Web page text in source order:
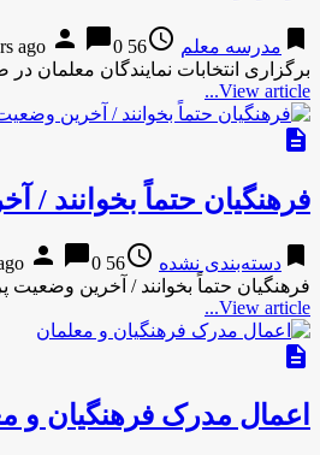
bookmark مدرسه معلم access_time
56 years ago
person chat_bubble0
برگزاری انتخابات نمایندگان معلمان
View article...
description
فرهنگیان حتماً بخوانند
bookmark دسته‌بندی نشده access_time
56 years ago
person chat_bubble0
فرهنگیان حتماً بخوانند / آخرین
View article...
description
اعمال مدرک فرهنگیان و